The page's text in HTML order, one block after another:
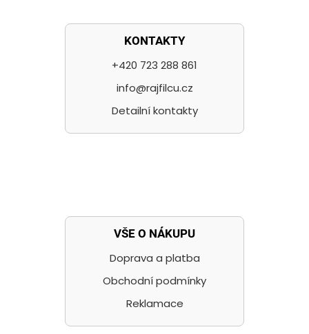
KONTAKTY
+420 723 288 861
info@rajfilcu.cz
Detailní kontakty
VŠE O NÁKUPU
Doprava a platba
Obchodní podmínky
Reklamace